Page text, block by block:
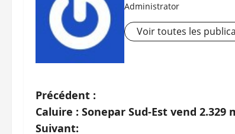
Administrator
Voir toutes les
N
a
Précédent :
Caluire : Sonepar Sud-Est vend 2.329
Suivant: